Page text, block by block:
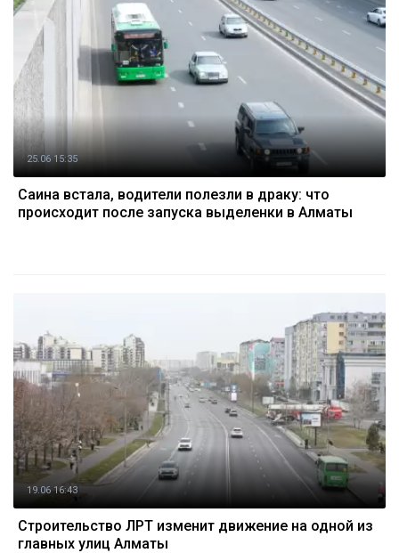
25.06 15:35
Саина встала, водители полезли в драку: что
происходит после запуска выделенки в Алматы
19.06 16:43
Строительство ЛРТ изменит движение на одной из
главных улиц Алматы